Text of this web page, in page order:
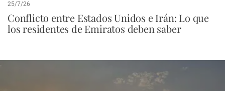
25/7/26
Conflicto entre Estados Unidos e Irán: Lo que
los residentes de Emiratos deben saber